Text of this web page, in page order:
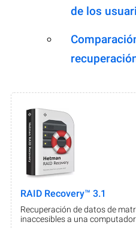
de los
RAID Recovery™ 3.1
Recuperación de datos de
inaccesibles a una